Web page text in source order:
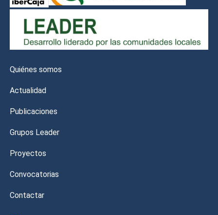
Quiénes somos
Actualidad
Publicaciones
Grupos Leader
Proyectos
Convocatorias
Contactar